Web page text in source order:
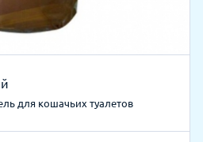
для кошачьих туалетов